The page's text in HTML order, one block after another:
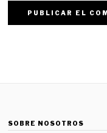
SOBRE NOSOTROS